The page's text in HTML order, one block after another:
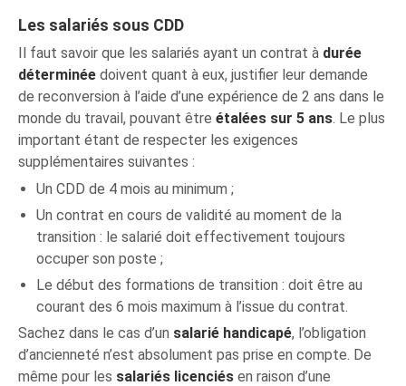
Les salariés sous CDD
Il faut savoir que les salariés ayant un contrat à durée
déterminéedoivent quant à eux, justifier leur demande
de reconversion à l’aide d’une expérience de 2 ans dans le
monde du travail, pouvant êtreétalées sur 5 ans. Le plus
important étant de respecter les exigences
supplémentaires suivantes :
Un CDD de 4 mois au minimum ;
Un contrat en cours de validité au moment de la
transition : le salarié doit effectivement toujours
occuper son poste ;
Le début des formations de transition : doit être au
courant des 6 mois maximum à l’issue du contrat.
Sachez dans le cas d’un salarié handicapé, l’obligation
d’ancienneté n’est absolument pas prise en compte. De
même pour les salariés licenciés en raison d’une